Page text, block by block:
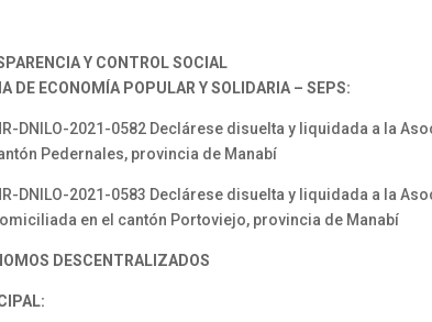
Y CONTROL SOCIAL
DE ECONOMÍA POPULAR Y SOLIDARIA – SEPS:
DNILO-2021-0582 Declárese disuelta y liquidada a la
Pedernales, provincia de Manabí
DNILO-2021-0583 Declárese disuelta y liquidada a la
domiciliada en el cantón Portoviejo, provincia de Manabí
DESCENTRALIZADOS